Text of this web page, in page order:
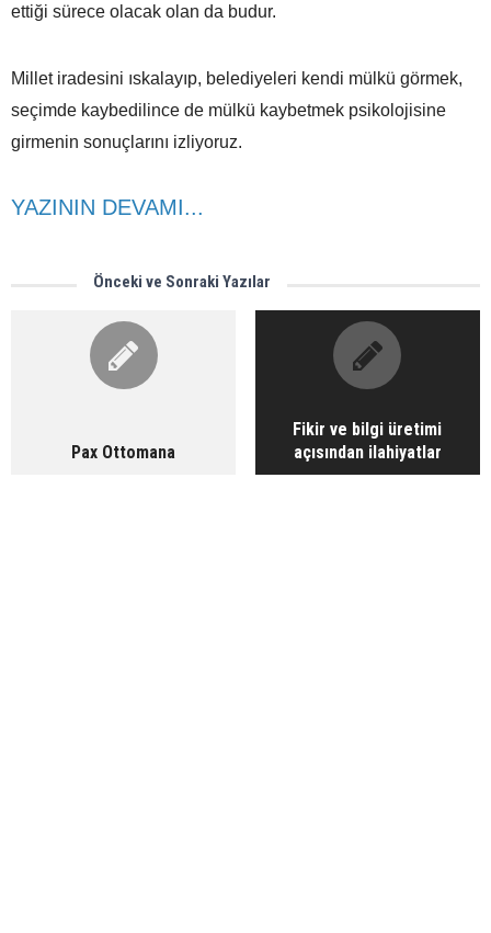
ettiği sürece olacak olan da budur.
Millet iradesini ıskalayıp, belediyeleri kendi mülkü görmek,
seçimde kaybedilince de mülkü kaybetmek psikolojisine
girmenin sonuçlarını izliyoruz.
YAZININ DEVAMI...
Önceki ve Sonraki Yazılar
Pax Ottomana
Fikir ve bilgi üretimi
açısından ilahiyatlar